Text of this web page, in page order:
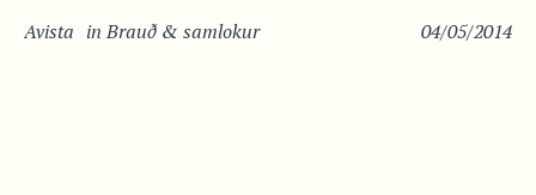
04/05/2014
Avista inBrauð & samlokur